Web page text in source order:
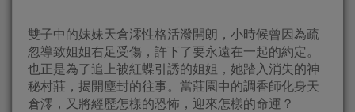
雙子中的妹妹天倉澪性格活潑開朗，小時候曾因為疏
忽導致姐姐右足受傷，許下了要永遠在一起的約定。
也正是為了追上被紅蝶引誘的姐姐，她踏入消失的神
秘村莊，揭開塵封的往事。當莊園中的調香師化身天
倉澪，又將經歷怎樣的恐怖，迎來怎樣的命運？